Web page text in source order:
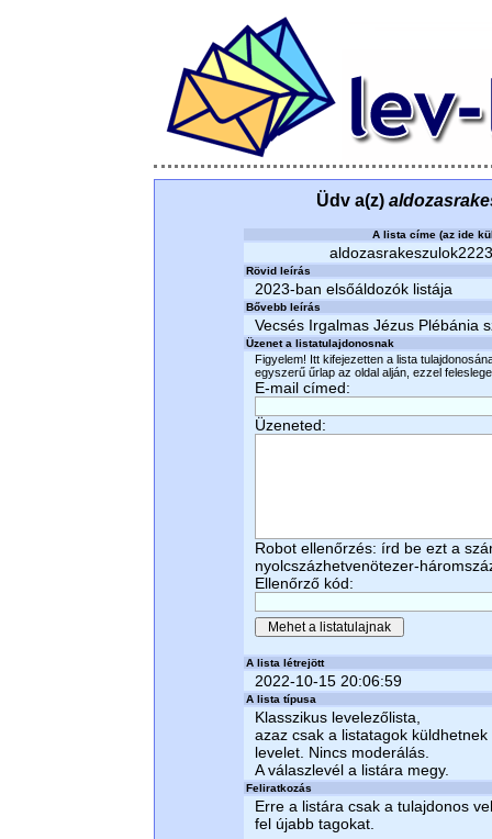
Üdv a(z)
A lista címe (az ide
Rövid leírás
2023-ban elsőáldozók listája
Bővebb leírás
Vecsés Irgalmas Jézus Plébánia
Üzenet a listatulajdonosnak
Figyelem! Itt kifejezetten a lista
egyszerű űrlap az oldal alján, ezzel
E-mail címed:
Üzeneted:
Robot ellenőrzés: írd be ezt a
nyolcszázhetvenötezer-
Ellenőrző kód:
A lista létrejött
2022-10-15 20:06:59
A lista típusa
Klasszikus levelezőlista,
azaz csak a listatagok küldhetnek
levelet. Nincs moderálás.
A válaszlevél a listára megy.
Feliratkozás
Erre a listára csak a tulajdonos
fel újabb tagokat.